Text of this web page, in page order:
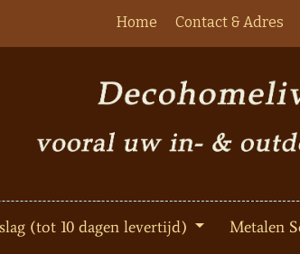
Home Contact & Adres
(tot 10 dagen levertijd) Metalen